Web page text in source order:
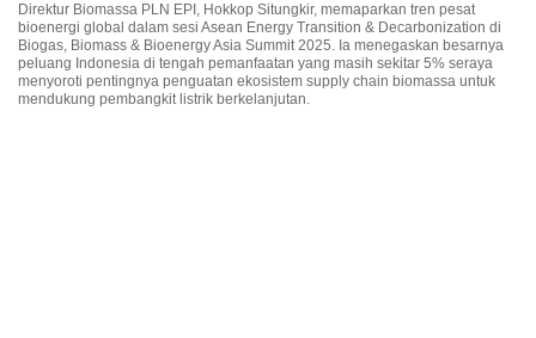
Direktur Biomassa PLN EPI, Hokkop Situngkir, memaparkan tren pesat
bioenergi global dalam sesi Asean Energy Transition & Decarbonization di
Biogas, Biomass & Bioenergy Asia Summit 2025. Ia menegaskan besarnya
peluang Indonesia di tengah pemanfaatan yang masih sekitar 5% seraya
menyoroti pentingnya penguatan ekosistem supply chain biomassa untuk
mendukung pembangkit listrik berkelanjutan.